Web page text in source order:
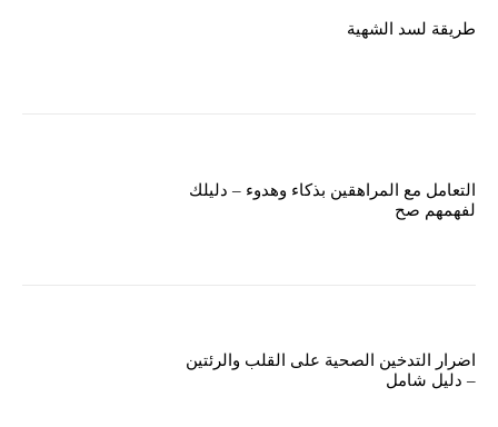
طريقة لسد الشهية
التعامل مع المراهقين بذكاء وهدوء – دليلك
لفهمهم صح
اضرار التدخين الصحية على القلب والرئتين
– دليل شامل